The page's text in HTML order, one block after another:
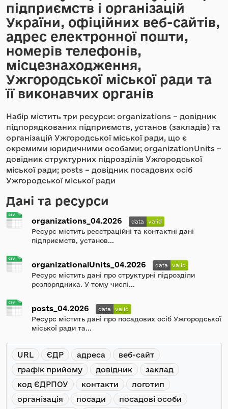
підприємств і організацій
України, офіційних веб-сайтів,
адрес електронної пошти,
номерів телефонів,
місцезнаходження,
Ужгородської міської ради та
її виконавчих органів
Набір містить три ресурси: organizations – довідник
підпорядкованих підприємств, установ (закладів) та
організацій Ужгородської міської ради, що є
окремими юридичними особами; organizationUnits –
довідник структурних підрозділів Ужгородської
міської ради; posts – довідник посадових осіб
Ужгородської міської ради
Дані та ресурси
organizations_04.2026
Ресурс містить реєстраційні та контактні дані
підприємств, установ...
organizationalUnits_04.2026
Ресурс містить дані про структурні підрозділи
розпорядника. У тому числі...
posts_04.2026
Ресурс містить дані про посадових осіб Ужгородської
міської ради та...
URL ЄДР адреса
веб-сайт
графік прийому
довідник
заклад
код ЄДРПОУ
контакти
логотип
організація
посади
посадові особи